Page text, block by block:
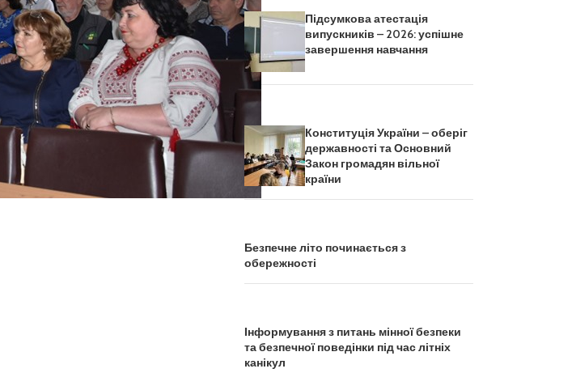
Підсумкова атестація
випускників – 2026: успішне
завершення навчання
Конституція України – оберіг
державності та Основний
Закон громадян вільної
країни
Безпечне літо починається з
обережності
Інформування з питань мінної безпеки
та безпечної поведінки під час літніх
канікул